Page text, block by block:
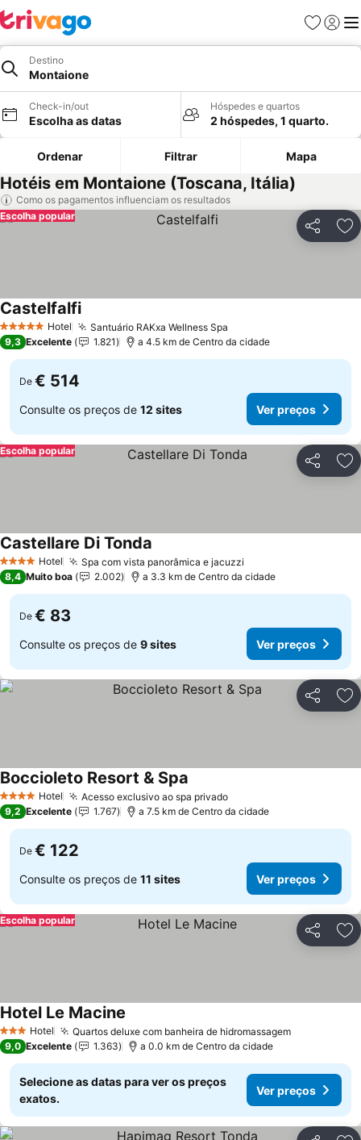
Favoritos
Iniciar
Destino
Montaione
Check-in/out
Escolha as datas
Hóspedes e quartos
2 hóspedes, 1 quarto.
Ordenar Filtrar Mapa
Hotéis em Montaione (Toscana, Itália)
Como os pagamentos influenciam os resultados
Partilhar
Escolha popular
5 Estrelas Hotel Santuário RAKxa Wellness Spa
Castelfalfi
9,3 Excelente 1.821 a 4.5 km de Centro da cidade
De € 514
Consulte os preços de 12 sites Ver preços
Partilhar
Escolha popular
4 EstrelasHotel Spa com vista panorâmica e jacuzzi
Castellare Di Tonda
8,4 Muito boa 2.002 a 3.3 km de Centro da cidade
De € 83
Consulte os preços de 9 sites Ver preços
Partilhar
4 EstrelasHotel Acesso exclusivo ao spa privado
Boccioleto Resort & Spa
9,2 Excelente 1.767 a 7.5 km de Centro da cidade
De € 122
Consulte os preços de 11 sites Ver preços
Partilhar
Escolha popular
3 EstrelasHotel Quartos deluxe com banheira de hidromassagem
Hotel Le Macine
9,0 Excelente 1.363 a 0.0 km de Centro da cidade
Selecione as datas para ver os preços
exatos.
Ver preços